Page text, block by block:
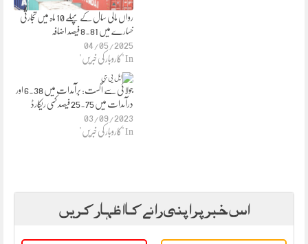
رواں مالی سال کے پہلے 10 ماہ میں تجارتی
خسارے میں 8.81 فیصد اضافہ
04/05/2025
In "کاروبار کی خبریں"
جولائی سے اگست: برآمدات میں 6.38 اور
درآمدات میں 25.75 فیصد کمی ریکارڈ
03/09/2023
In "کاروبار کی خبریں"
اس خبر پر اپنی رائے کا اظہار کریں